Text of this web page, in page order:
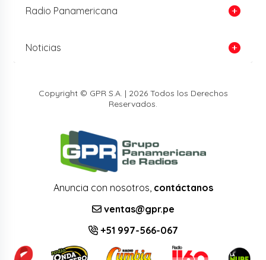
Radio Panamericana
Noticias
Copyright © GPR S.A. | 2026 Todos los Derechos
Reservados.
Anuncia con nosotros, contáctanos
ventas@gpr.pe
+51 997-566-067